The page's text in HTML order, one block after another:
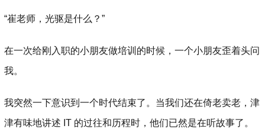
“崔老师，光驱是什么？”
在一次给刚入职的小朋友做培训的时候，一个小朋友歪着头问
我。
我突然一下意识到一个时代结束了。当我们还在倚老卖老，津
津有味地讲述 IT 的过往和历程时，他们已然是在听故事了。